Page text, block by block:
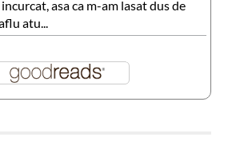
asa ca m-am lasat dus de
atu...